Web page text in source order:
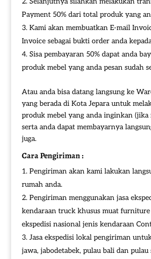
Payment 50% dari total produk yang
Kami akan membuatkan E-mail
Invoice sebagai bukti order anda
Sisa pembayaran 50% dapat anda
produk mebel yang anda pesan sudah
Atau anda bisa datang langsung ke
yang berada di Kota Jepara untuk
produk mebel yang anda inginkan (jika
serta anda dapat membayarnya
juga.
Cara Pengiriman :
Pengiriman akan kami lakukan
rumah anda.
Pengiriman menggunakan jasa
kendaraan truck khusus muat furniture
ekspedisi nasional jenis kendaraan
Jasa ekspedisi lokal pengiriman
jawa, jabodetabek, pulau bali dan pulau